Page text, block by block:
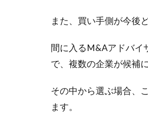
また、買い手側が今後
間に入るM&Aアドバイ
で、複数の企業が候補
その中から選ぶ場合、
ます。